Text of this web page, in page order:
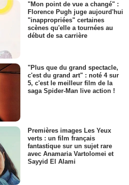
"Mon point de vue a changé" :
Florence Pugh juge aujourd'hui
"inappropriées" certaines
scènes qu'elle a tournées au
début de sa carrière
"Plus que du grand spectacle,
c'est du grand art" : noté 4 sur
5, c'est le meilleur film de la
saga Spider-Man live action !
Premières images Les Yeux
verts : un film français
fantastique sur un sujet rare
avec Anamaria Vartolomei et
Sayyid El Alami